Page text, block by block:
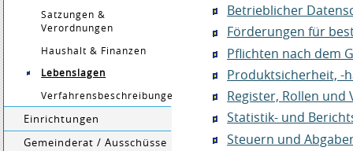
Satzungen &
Verordnungen
Haushalt & Finanzen
Lebenslagen
Verfahrensbeschreibungen
Einrichtungen
Gemeinderat / Ausschüsse
Betrieblicher
Förderungen für
Pflichten nach dem
Produktsicherheit, -
Register, Rollen und
Statistik- und
Steuern und